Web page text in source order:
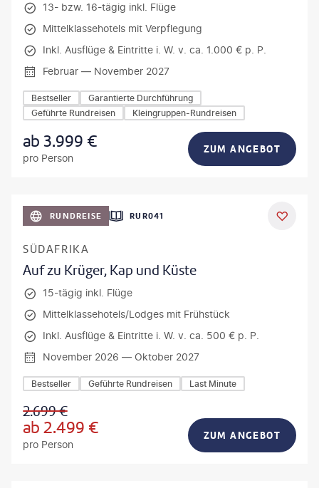
13- bzw. 16-tägig inkl. Flüge
Mittelklassehotels mit Verpflegung
Inkl. Ausflüge & Eintritte i. W. v. ca. 1.000 € p. P.
Februar — November 2027
Bestseller
Garantierte Durchführung
Geführte Rundreisen
Kleingruppen-Rundreisen
ab3.999 €
pro Person
ZUM ANGEBOT
DEAL
RUNDREISE RUR041
SÜDAFRIKA
Auf zu Krüger, Kap und Küste
15-tägig inkl. Flüge
Mittelklassehotels/Lodges mit Frühstück
Inkl. Ausflüge & Eintritte i. W. v. ca. 500 € p. P.
November 2026 — Oktober 2027
Bestseller Geführte Rundreisen Last Minute
2.699€
ab2.499 €
pro Person
ZUM ANGEBOT